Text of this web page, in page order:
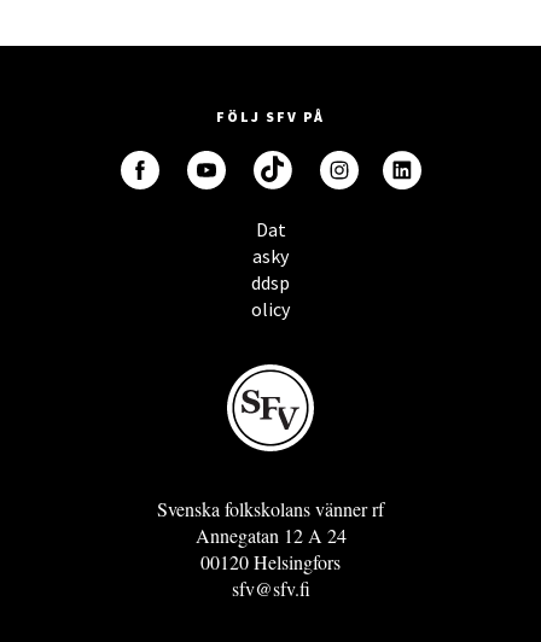
FÖLJ SFV PÅ
Dat
asky
ddsp
olicy
Svenska folkskolans vänner rf
Annegatan 12 A 24
00120 Helsingfors
sfv@sfv.fi